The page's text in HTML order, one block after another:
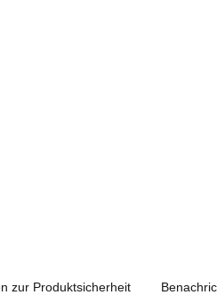
zur Produktsicherheit